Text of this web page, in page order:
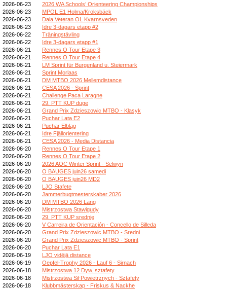
2026-06-23
2026 WA Schools’ Orienteering Championships
2026-06-23
MPOL E1 Holma/Kroksbäck
2026-06-23
Dala Veteran OL Kvarnsveden
2026-06-23
Idre 3-dagars etapp #2
2026-06-22
Träningstävling
2026-06-22
Idre 3-dagars etapp #1
2026-06-21
Rennes O Tour Etape 3
2026-06-21
Rennes O Tour Etape 4
2026-06-21
LM Sprint für Burgenland u. Steiermark
2026-06-21
Sprint Morlaas
2026-06-21
DM MTBO 2026 Mellemdistance
2026-06-21
CESA 2026 - Sprint
2026-06-21
Challenge Paca Laragne
2026-06-21
29. PTT KUP duge
2026-06-21
Grand Prix Zdzieszowic MTBO - Klasyk
2026-06-21
Puchar Lata E2
2026-06-21
Puchar Elbląg
2026-06-21
Idre Fjällorientering
2026-06-21
CESA 2026 - Media Distancia
2026-06-20
Rennes O Tour Etape 1
2026-06-20
Rennes O Tour Etape 2
2026-06-20
2026 AOC Winter Sprint - Selwyn
2026-06-20
O BAUGES juin26 samedi
2026-06-20
O BAUGES juin26 MD2
2026-06-20
LJO Stafete
2026-06-20
Jammerbugtmesterskaber 2026
2026-06-20
DM MTBO 2026 Lang
2026-06-20
Mistrzostwa Stawigudy
2026-06-20
29. PTT KUP srednje
2026-06-20
V Carreira de Orientación - Concello de Silleda
2026-06-20
Grand Prix Zdzieszowic MTBO - Sredni
2026-06-20
Grand Prix Zdzieszowic MTBO - Sprint
2026-06-20
Puchar Lata E1
2026-06-19
LJO vidējā distance
2026-06-19
Oepfel-Trophy 2026 - Lauf 6 - Sirnach
2026-06-18
Mistrzostwa 12 Dyw. sztafety
2026-06-18
Mistrzostwa Sił Powietrznych - Sztafety
2026-06-18
Klubbmästerskap - Friskus & Nackhe